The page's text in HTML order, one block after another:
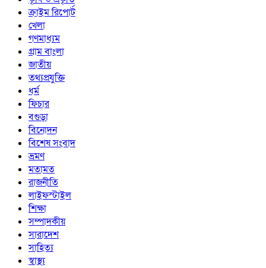
ক্রাইম রিপোর্ট
খেলা
গণমাধ্যম
গ্রাম বাংলা
জাতীয়
তথ্যপ্রযুক্তি
ধর্ম
ফিচার
বগুড়া
বিনোদন
বিশেষ সংবাদ
ভ্রমণ
মতামত
রাজনীতি
লাইফস্টাইল
শিক্ষা
সম্পাদকীয়
সারাদেশ
সাহিত্য
স্বাস্থ্য